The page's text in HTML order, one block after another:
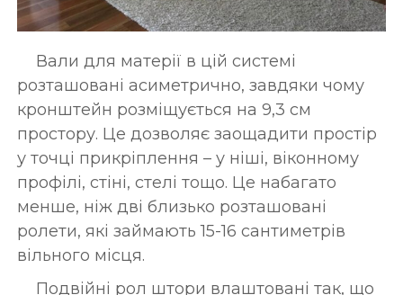
Вали для матерії в цій системі
розташовані асиметрично, завдяки чому
кронштейн розміщується на 9,3 см
простору. Це дозволяє заощадити простір
у точці прикріплення – у ніші, віконному
профілі, стіні, стелі тощо. Це набагато
менше, ніж дві близько розташовані
ролети, які займають 15-16 сантиметрів
вільного місця.
Подвійні рол штори влаштовані так, що